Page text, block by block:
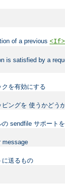
of a previous <If>
is satisfied by a
を有効にする
ングを 使うかどう
sendfile サポート
message
に送るもの